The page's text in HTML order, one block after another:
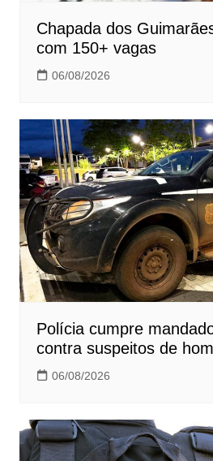
Chapada dos
com 150+ vagas
06/08/2026
Polícia cumpre
contra suspeitos de
06/08/2026